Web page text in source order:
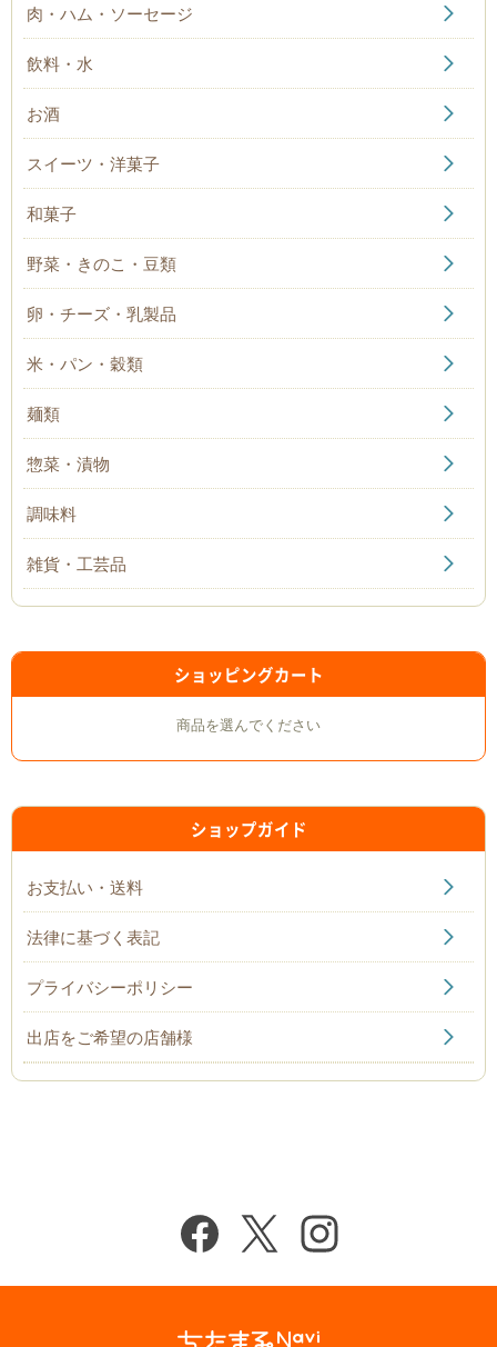
肉・ハム・ソーセージ
飲料・水
お酒
スイーツ・洋菓子
和菓子
野菜・きのこ・豆類
卵・チーズ・乳製品
米・パン・穀類
麺類
惣菜・漬物
調味料
雑貨・工芸品
ショッピングカート
商品を選んでください
ショップガイド
お支払い・送料
法律に基づく表記
プライバシーポリシー
出店をご希望の店舗様